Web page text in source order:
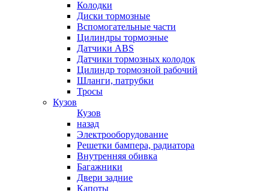
Колодки
Диски тормозные
Вспомогательные части
Цилиндры тормозные
Датчики ABS
Датчики тормозных колодок
Цилиндр тормозной рабочий
Шланги, патрубки
Тросы
Кузов
Кузов
назад
Электрооборудование
Решетки бампера, радиатора
Внутренняя обивка
Багажники
Двери задние
Капоты